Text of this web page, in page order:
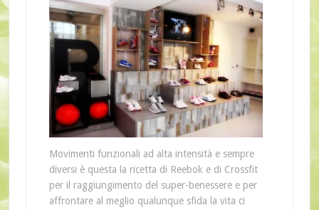
Movimenti funzionali ad alta intensità e sempre
diversi è questa la ricetta di Reebok e di Crossfit
per il raggiungimento del super-benessere e per
affrontare al meglio qualunque sfida la vita ci